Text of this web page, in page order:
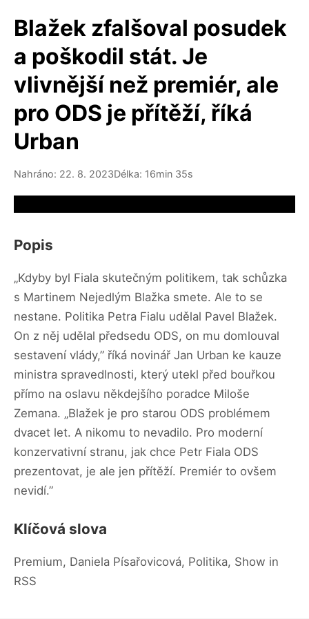
Blažek zfalšoval posudek
a poškodil stát. Je
vlivnější než premiér, ale
pro ODS je přítěží, říká
Urban
Nahráno: 22. 8. 2023Délka: 16min 35s
Popis
„Kdyby byl Fiala skutečným politikem, tak schůzka
s Martinem Nejedlým Blažka smete. Ale to se
nestane. Politika Petra Fialu udělal Pavel Blažek.
On z něj udělal předsedu ODS, on mu domlouval
sestavení vlády,” říká novinář Jan Urban ke kauze
ministra spravedlnosti, který utekl před bouřkou
přímo na oslavu někdejšího poradce Miloše
Zemana. „Blažek je pro starou ODS problémem
dvacet let. A nikomu to nevadilo. Pro moderní
konzervativní stranu, jak chce Petr Fiala ODS
prezentovat, je ale jen přítěží. Premiér to ovšem
nevidí.”
Klíčová slova
Premium, Daniela Písařovicová, Politika, Show in
RSS